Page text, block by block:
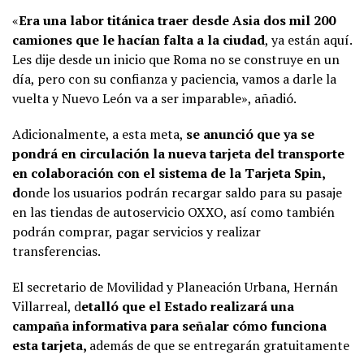
«Era una labor titánica traer desde Asia dos mil 200
camiones que le hacían falta a la ciudad, ya están aquí.
Les dije desde un inicio que Roma no se construye en un
día, pero con su confianza y paciencia, vamos a darle la
vuelta y Nuevo León va a ser imparable», añadió.
Adicionalmente, a esta meta, se anunció que ya se
pondrá en circulación la nueva tarjeta del transporte
en colaboración con el sistema de la Tarjeta Spin,
donde los usuarios podrán recargar saldo para su pasaje
en las tiendas de autoservicio OXXO, así como también
podrán comprar, pagar servicios y realizar
transferencias.
El secretario de Movilidad y Planeación Urbana, Hernán
Villarreal, detalló que el Estado realizará una
campaña informativa para señalar cómo funciona
esta tarjeta, además de que se entregarán gratuitamente